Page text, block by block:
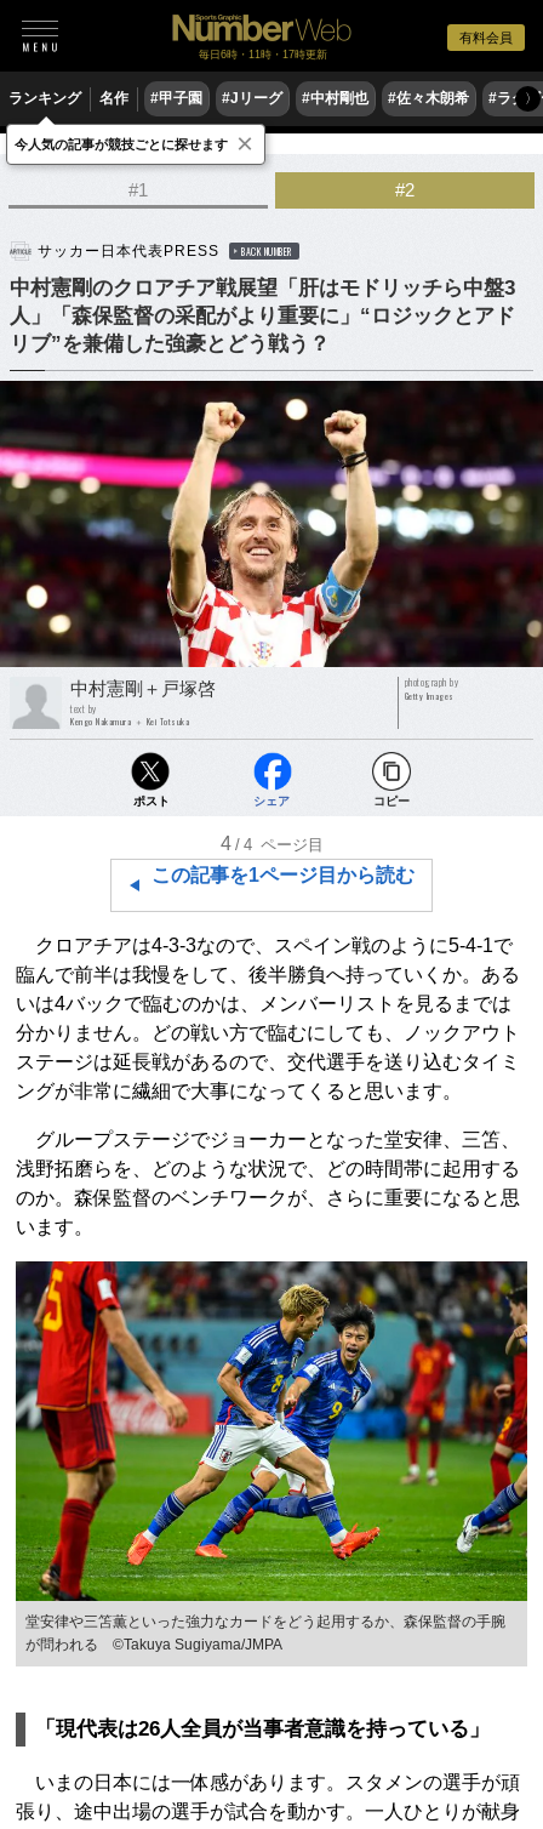
有料会員
毎日6時・11時・17時更新
ランキング 名作 #甲子園 #Jリーグ #中村剛也 #佐々木朗希 #ラグ〉
サッカー サッカー日本代表
#1 #2
サッカー日本代表PRESS BACK NUMBER
中村憲剛のクロアチア戦展望「肝はモドリッチら中盤3
人」「森保監督の采配がより重要に」“ロジックとアド
リブ”を兼備した強豪とどう戦う？
中村憲剛＋戸塚啓
text by
Kengo Nakamura ＋ Kei Totsuka
photograph by
Getty Images
ポスト シェア コピー
4 /4 ページ目
この記事を1ページ目から読む
クロアチアは4-3-3なので、スペイン戦のように5-4-1で
臨んで前半は我慢をして、後半勝負へ持っていくか。ある
いは4バックで臨むのかは、メンバーリストを見るまでは
分かりません。どの戦い方で臨むにしても、ノックアウト
ステージは延長戦があるので、交代選手を送り込むタイミ
ングが非常に繊細で大事になってくると思います。
グループステージでジョーカーとなった堂安律、三笘、
浅野拓磨らを、どのような状況で、どの時間帯に起用する
のか。森保監督のベンチワークが、さらに重要になると思
います。
堂安律や三笘薫といった強力なカードをどう起用するか、森保監督の手腕
が問われる ©Takuya Sugiyama/JMPA
「現代表は26人全員が当事者意識を持っている」
いまの日本には一体感があります。スタメンの選手が頑
張り、途中出場の選手が試合を動かす。一人ひとりが献身
今人気の記事が競技ごとに探せます ×